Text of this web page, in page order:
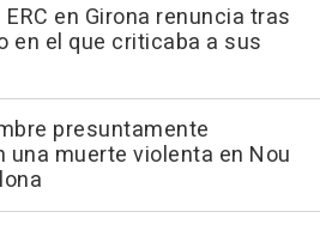
en Girona renuncia tras
en el que criticaba a sus
presuntamente
una muerte violenta en Nou